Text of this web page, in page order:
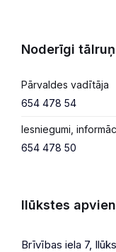
Noderīgi
Pārvaldes vadītāja
654 478 54
Iesniegumi,
654 478 50
Ilūkstes
Brīvības iela 7,